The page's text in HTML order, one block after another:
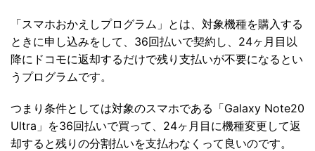
「スマホおかえしプログラム」とは、対象機種を購入する
ときに申し込みをして、36回払いで契約し、24ヶ月目以
降にドコモに返却するだけで残り支払いが不要になるとい
うプログラムです。
つまり条件としては対象のスマホである「Galaxy Note20
Ultra」を36回払いで買って、24ヶ月目に機種変更して返
却すると残りの分割払いを支払わなくって良いのです。